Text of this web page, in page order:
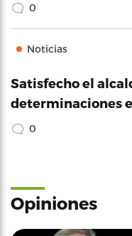
0
Noticias
Satisfecho el
determinaciones
0
Opiniones